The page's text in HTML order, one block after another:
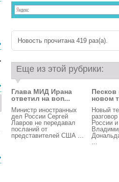
Новость прочитана 419 раз(a).
Еще из этой рубрики:
Глава МИД Ирана
ответил на воп...
Министр иностранных
дел России Сергей
Лавров не передавал
посланий от
представителей США ...
Песков
новом
Новый
России
...
.